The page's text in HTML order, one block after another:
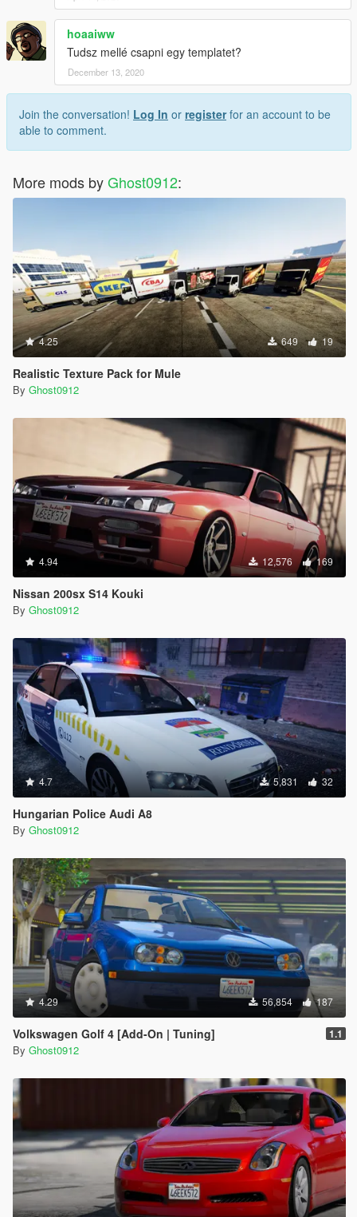
hoaaiww
Tudsz mellé csapni egy templatet?
December 13, 2020
Join the conversation! Log In or registerfor an account to be
able to comment.
More mods byGhost0912:
4.25 649 19
Realistic Texture Pack for Mule
By Ghost0912
4.94 12,576 169
Nissan 200sx S14 Kouki
By Ghost0912
4.7 5,831 32
Hungarian Police Audi A8
By Ghost0912
4.29 56,854 187
Volkswagen Golf 4 [Add-On | Tuning] 1.1
By Ghost0912